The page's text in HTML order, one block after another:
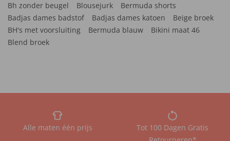
Bh zonder beugel Blousejurk
Bermuda shorts
Badjas dames badstof
Badjas dames katoen
Beige broek
BH's met voorsluiting
Bermuda blauw
Bikini maat 46
Blend broek
Alle maten één prijs
Tot 100 Dagen Gratis